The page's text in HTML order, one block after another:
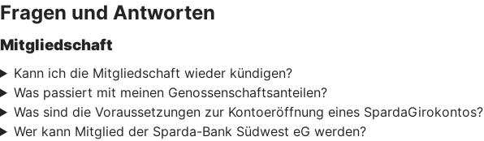
Fragen und Antworten
Mitgliedschaft
Kann ich die Mitgliedschaft wieder kündigen?
Was passiert mit meinen Genossenschaftsanteilen?
Was sind die Voraussetzungen zur Kontoeröffnung eines SpardaGirokontos?
Wer kann Mitglied der Sparda-Bank Südwest eG werden?